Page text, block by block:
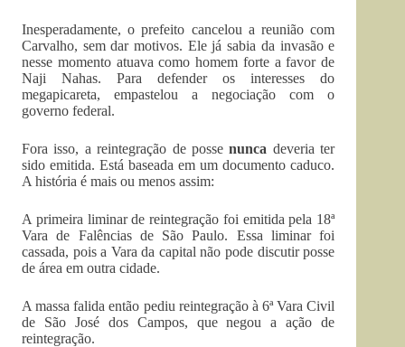
Inesperadamente, o prefeito cancelou a reunião com
Carvalho, sem dar motivos. Ele já sabia da invasão e
nesse momento atuava como homem forte a favor de
Naji Nahas. Para defender os interesses do
megapicareta, empastelou a negociação com o
governo federal.
Fora isso, a reintegração de possenunca deveria ter
sido emitida. Está baseada em um documento caduco.
A história é mais ou menos assim:
A primeira liminar de reintegração foi emitida pela 18ª
Vara de Falências de São Paulo. Essa liminar foi
cassada, pois a Vara da capital não pode discutir posse
de área em outra cidade.
A massa falida então pediu reintegração à 6ª Vara Civil
de São José dos Campos, que negou a ação de
reintegração.